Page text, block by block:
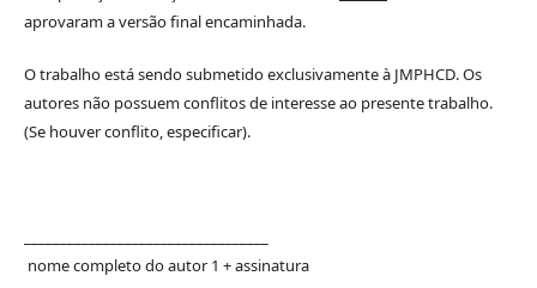
aprovaram a versão final encaminhada.
O trabalho está sendo submetido exclusivamente à JMPHCD. Os
autores não possuem conflitos de interesse ao presente trabalho.
(Se houver conflito, especificar).
nome completo do autor 1 + assinatura